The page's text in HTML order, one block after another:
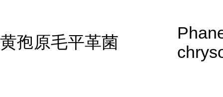
黄孢原毛平革菌